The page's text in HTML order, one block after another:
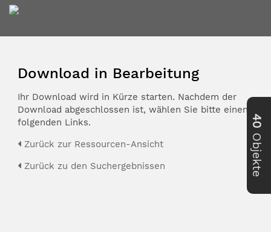
Download in Bearbeitung
Ihr Download wird in Kürze starten. Nachdem der
Download abgeschlossen ist, wählen Sie bitte einen der
folgenden Links.
Zurück zur Ressourcen-Ansicht
Zurück zu den Suchergebnissen
40
Objekte